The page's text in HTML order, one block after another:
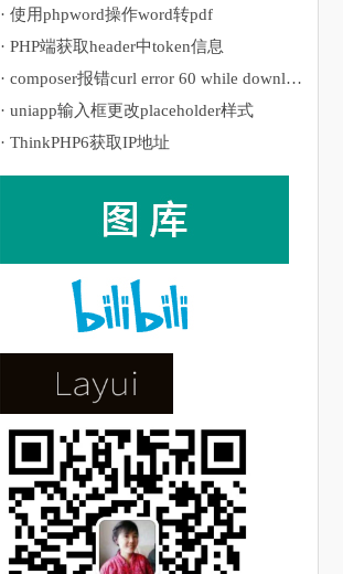
· 使用phpword操作word转pdf
· PHP端获取header中token信息
· composer报错curl error 60 while downloading https://
· uniapp输入框更改placeholder样式
· ThinkPHP6获取IP地址